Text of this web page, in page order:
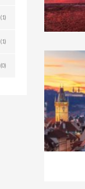
(1)
(1)
(0)